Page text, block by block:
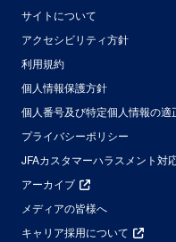
サイトについて
アクセシビリティ方針
利用規約
個人情報保護方針
個人番号及び特定個人情報の
プライバシーポリシー
JFAカスタマーハラスメント対
アーカイブ
メディアの皆様へ
キャリア採用について